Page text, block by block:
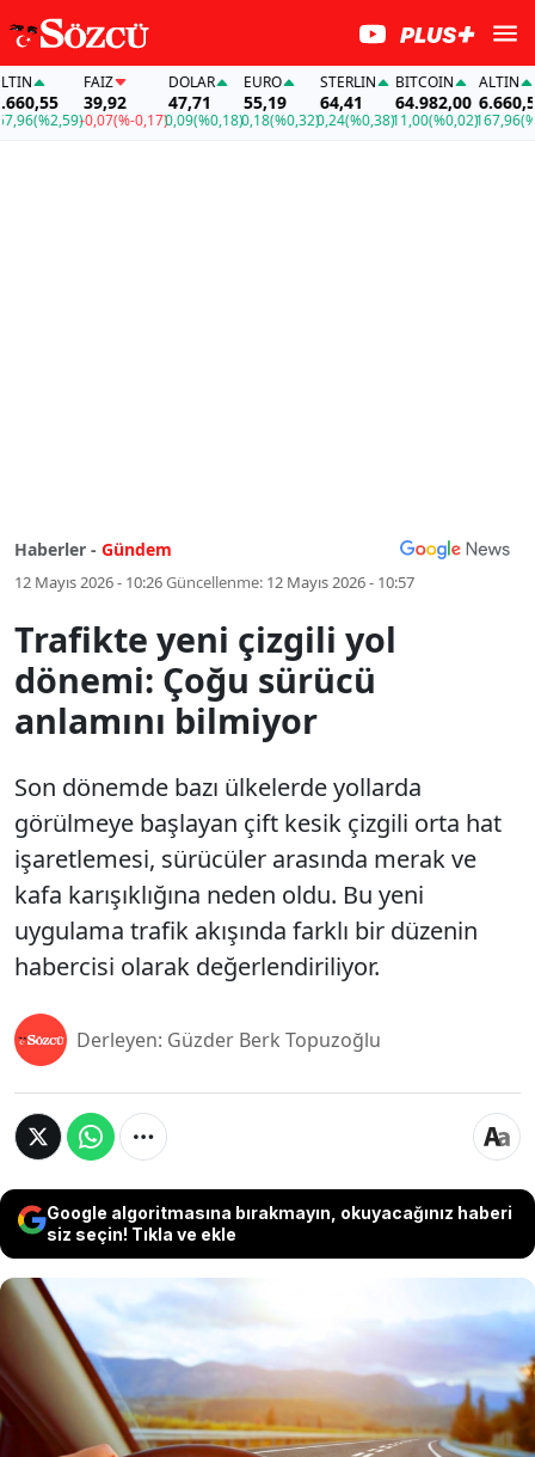
(%2,59)
FAİZ
39,92
-0,07(%-0,17)
DOLAR
47,71
0,09(%0,18)
EURO
55,19
0,18(%0,32)
STERLIN
64,41
0,24(%0,38)
BITCOIN
64.982,00
11,00(%0,02)
ALTIN
6.660,55
167,96
Haberler - Gündem
12 Mayıs 2026 - 10:26Güncellenme: 12 Mayıs 2026 - 10:57
Trafikte yeni çizgili yol
dönemi: Çoğu sürücü
anlamını bilmiyor
Son dönemde bazı ülkelerde yollarda
görülmeye başlayan çift kesik çizgili orta hat
işaretlemesi, sürücüler arasında merak ve
kafa karışıklığına neden oldu. Bu yeni
uygulama trafik akışında farklı bir düzenin
habercisi olarak değerlendiriliyor.
Derleyen: Güzder Berk Topuzoğlu
Google algoritmasına bırakmayın, okuyacağınız haberi
siz seçin! Tıkla ve ekle
Son dönemde bazı ülkelerde yollarda
görülmeye başlayan çift kesik çizgili orta hat
işaretlemesi, sürücüler arasında merak ve kafa
karışıklığına neden oldu. Bu yeni uygulama